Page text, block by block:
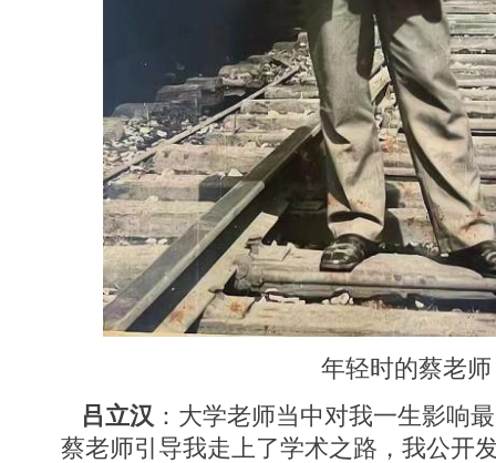
年轻时的蔡老师
吕立汉 ：大学老师当中对我一生影响
蔡老师引导我走上了学术之路，我公开